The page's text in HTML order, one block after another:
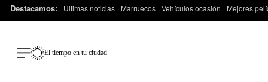
Destacamos: Últimas noticias Marruecos Vehículos ocasión Mejores
El tiempo en tu ciudad